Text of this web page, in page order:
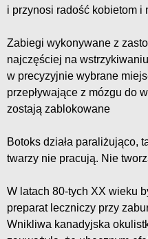
i przynosi radość kobietom i
Zabiegi wykonywane z
najczęściej na
w precyzyjnie wybrane
przepływające z mózgu do
zostają zablokowane
Botoks działa paraliżująco,
twarzy nie pracują. Nie
W latach 80-tych XX wieku
preparat leczniczy przy
Wnikliwa kanadyjska